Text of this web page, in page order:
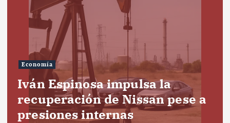
Economía
Iván Espinosa impulsa la
recuperación de Nissan pese a
presiones internas